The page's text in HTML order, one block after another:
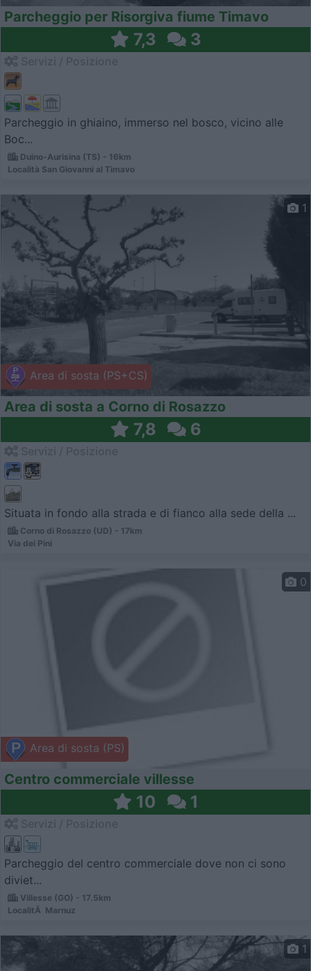
Parcheggio per Risorgiva fiume Timavo
7,3 3
Parcheggio in ghiaino, immerso nel bosco, vicino alle
Boc...
Duino-Aurisina (TS) - 16km
Località San Giovanni al Timavo
Area di sosta (PS+CS)
1
Area di sosta a Corno di Rosazzo
7,8 6
Situata in fondo alla strada e di fianco alla sede della ...
Corno di Rosazzo (UD) - 17km
Via dei Pini
Area di sosta (PS)
0
Centro commerciale villesse
10 1
Parcheggio del centro commerciale dove non ci sono
diviet...
Villesse (GO) - 17.5km
LocalitÃ Marnuz
1